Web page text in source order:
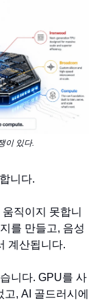
이 있다.
니다.
직이지 못합니
를 만들고, 음성
계산됩니다.
니다. GPU를 사
, AI 골드러시에